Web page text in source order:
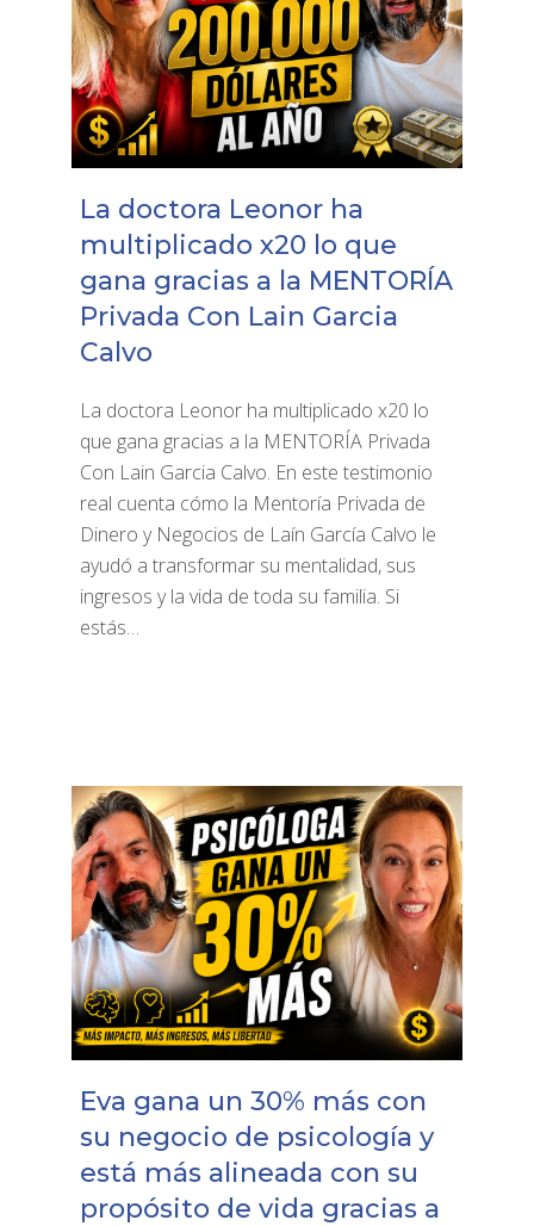
La doctora Leonor ha
multiplicado x20 lo que
gana gracias a la MENTORÍA
Privada Con Lain Garcia
Calvo
La doctora Leonor ha multiplicado x20 lo
que gana gracias a la MENTORÍA Privada
Con Lain Garcia Calvo. En este testimonio
real cuenta cómo la Mentoría Privada de
Dinero y Negocios de Laín García Calvo le
ayudó a transformar su mentalidad, sus
ingresos y la vida de toda su familia. Si
estás…
Eva gana un 30% más con
su negocio de psicología y
está más alineada con su
propósito de vida gracias a